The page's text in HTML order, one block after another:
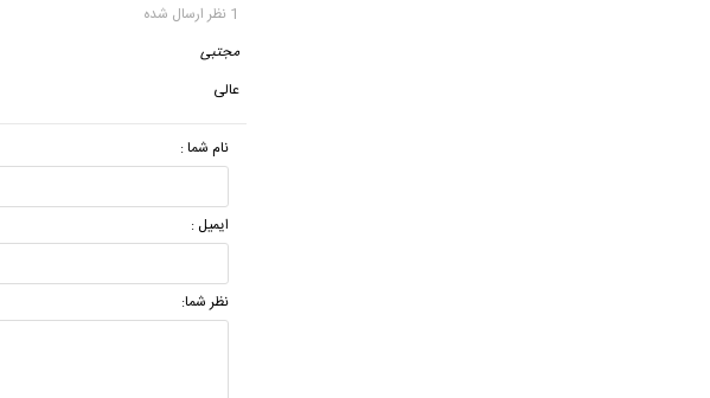
1 نظر ارسال شده
مجتبی
عالی
نام شما :
ایمیل :
نظر شما: